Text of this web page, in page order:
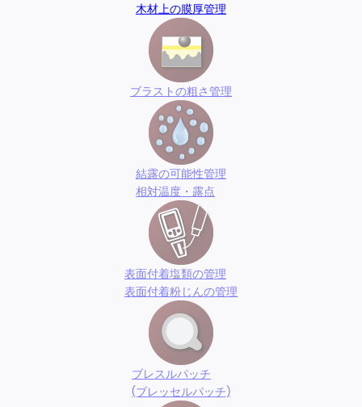
木材上の膜厚管理
ブラストの粗さ管理
結露の可能性管理
相対温度・露点
表面付着塩類の管理
表面付着粉じんの管理
ブレスルパッチ
(ブレッセルパッチ)